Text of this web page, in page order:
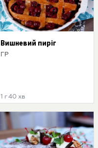
Вишневий пиріг
ГР
1 г 40 хв